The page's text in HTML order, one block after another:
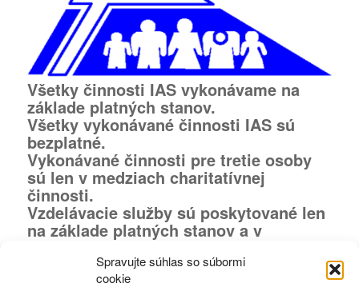
Spravujte súhlas so súbormi
cookie
Všetky činnosti IAS vykonávame na
základe platných stanov.
Všetky vykonávané činnosti IAS sú
bezplatné.
Vykonávané činnosti pre tretie osoby
sú len v medziach charitatívnej
činnosti.
Vzdelávacie služby sú poskytované len
na základe platných stanov a v
medziach úkonov ktoré nevyžadujú
zvláštne povolenie alebo registráciu na
ich vykonávanie.